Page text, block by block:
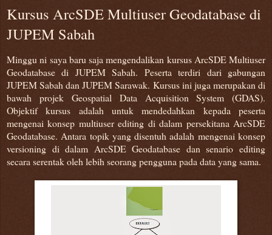
Kursus ArcSDE Multiuser Geodatabase di
JUPEM Sabah
Minggu ni saya baru saja mengendalikan kursus ArcSDE Multiuser
Geodatabase di JUPEM Sabah. Peserta terdiri dari gabungan
JUPEM Sabah dan JUPEM Sarawak. Kursus ini juga merupakan di
bawah projek Geospatial Data Acquisition System (GDAS).
Objektif kursus adalah untuk mendedahkan kepada peserta
mengenai konsep multiuser editing di dalam persekitana ArcSDE
Geodatabase. Antara topik yang disentuh adalah mengenai konsep
versioning di dalam ArcSDE Geodatabase dan senario editing
secara serentak oleh lebih seorang pengguna pada data yang sama.